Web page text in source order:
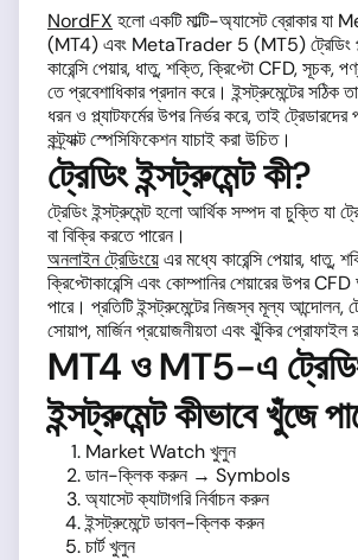
NordFX হলো একটি মাল্টি-অ্যাসেট ব্রোকার
(MT4) এবং MetaTrader 5 (MT5) ট্রেডিং
কারেন্সি পেয়ার, ধাতু, শক্তি, ক্রিপ্টো CFD, সূচক,
তে প্রবেশাধিকার প্রদান করে। ইন্সট্রুমেন্টের সঠিক
ধরন ও প্ল্যাটফর্মের উপর নির্ভর করে, তাই
কন্ট্র্যাক্ট স্পেসিফিকেশন যাচাই করা উচিত।
ট্রেডিং ইন্সট্রুমেন্ট কী?
ট্রেডিং ইন্সট্রুমেন্ট হলো আর্থিক সম্পদ বা চুক্তি যা
বা বিক্রি করতে পারেন।
অনলাইন ট্রেডিংয়েএর মধ্যে কারেন্সি পেয়ার, ধাতু,
ক্রিপ্টোকারেন্সি এবং কোম্পানির শেয়ারের উপর
পারে। প্রতিটি ইন্সট্রুমেন্টের নিজস্ব মূল্য আন্দোলন,
সোয়াপ, মার্জিন প্রয়োজনীয়তা এবং ঝুঁকির প্রোফাইল
MT4 ও MT5-এ
ইন্সট্রুমেন্ট কীভাবে খুঁজে
Market Watch খুলুন
ডান-ক্লিক করুন → Symbols
অ্যাসেট ক্যাটাগরি নির্বাচন করুন
ইন্সট্রুমেন্টে ডাবল-ক্লিক করুন
চার্ট খুলুন